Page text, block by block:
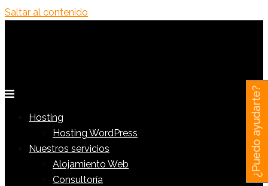
Saltar al contenido
Hosting
Hosting WordPress
Nuestros servicios
Alojamiento Web
Consultoría
¿Puedo ayudarte?